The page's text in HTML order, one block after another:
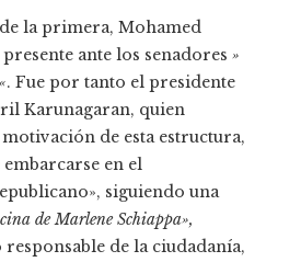
la primera, Mohamed
ante los senadores »
. Fue por tanto el presidente
Karunagaran, quien
de esta estructura,
embarcarse en el
siguiendo una
de Marlene Schiappa»,
de la ciudadanía,